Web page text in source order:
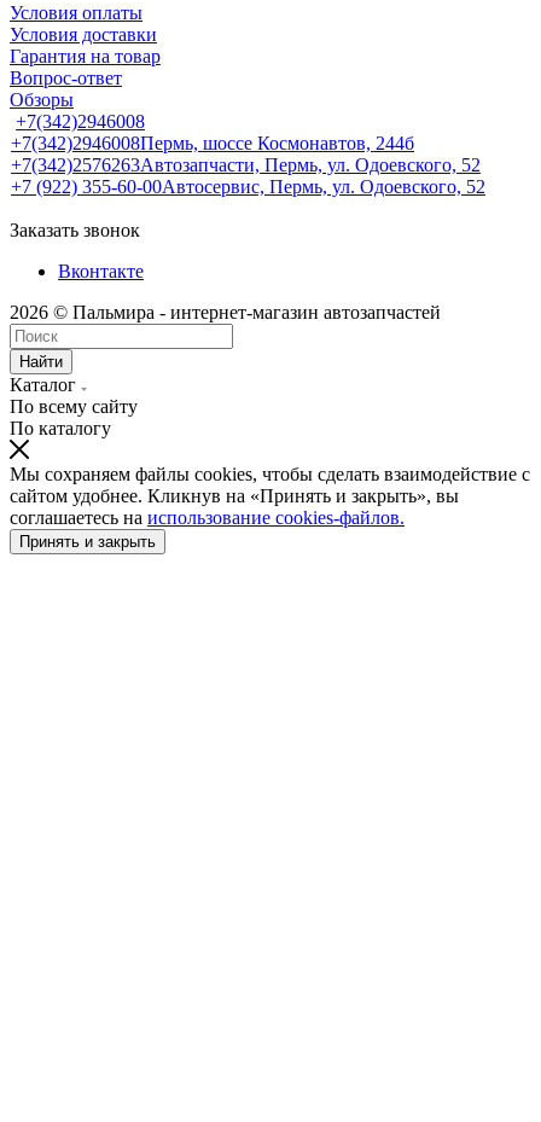
Условия оплаты
Условия доставки
Гарантия на товар
Вопрос-ответ
Обзоры
+7(342)2946008
+7(342)2946008Пермь, шоссе Космонавтов, 244б
+7(342)2576263Автозапчасти, Пермь, ул. Одоевского, 52
+7 (922) 355-60-00Автосервис, Пермь, ул. Одоевского, 52
Заказать звонок
Вконтакте
2026 © Пальмира - интернет-магазин автозапчастей
Найти
Каталог
По всему сайту
По каталогу
Мы сохраняем файлы cookies, чтобы сделать взаимодействие с
сайтом удобнее. Кликнув на «Принять и закрыть», вы
соглашаетесь на использование cookies-файлов.
Принять и закрыть